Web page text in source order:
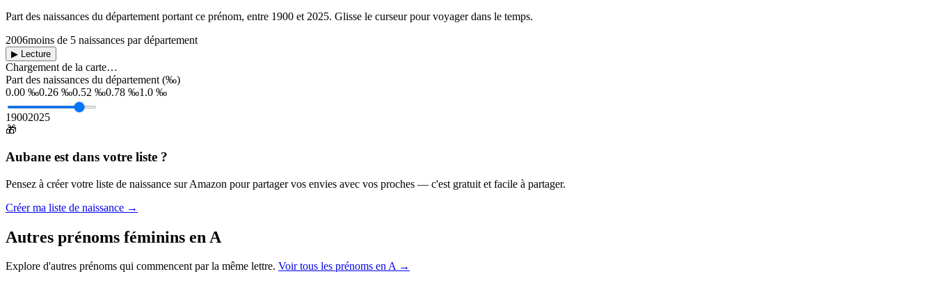
Part des naissances du département portant ce prénom, entre 1900 et 2025. Glisse le curseur pour voyager dans le temps.
2006moins de 5 naissances par département
▶ Lecture
Chargement de la carte…
Part des naissances du département (‰)
0.00 ‰0.26 ‰0.52 ‰0.78 ‰1.0 ‰
19002025
🎁
Aubane est dans votre liste ?
Pensez à créer votre liste de naissance sur Amazon pour partager vos envies avec vos proches — c'est gratuit et facile à partager.
Créer ma liste de naissance →
Autres prénoms féminins en A
Explore d'autres prénoms qui commencent par la même lettre. Voir tous les prénoms enA→